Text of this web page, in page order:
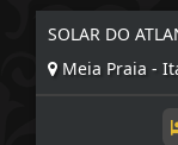
Imóveis
SOLAR DO